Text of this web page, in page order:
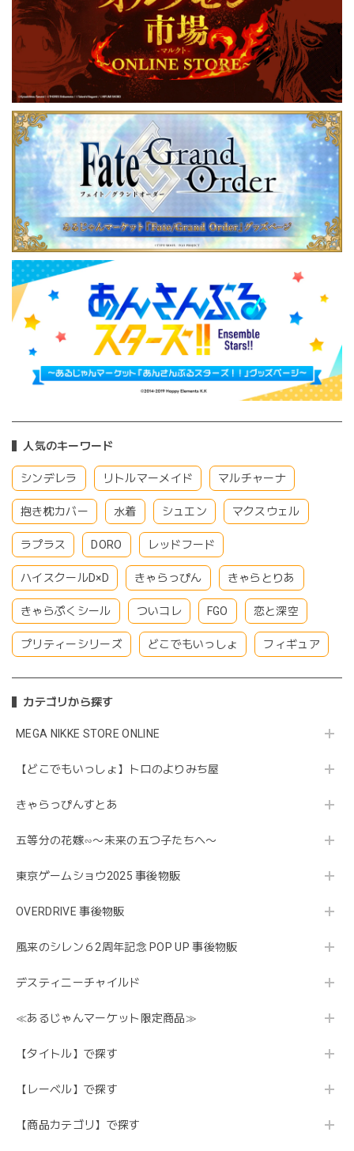
人気のキーワード
シンデレラ リトルマーメイド マルチャーナ
抱き枕カバー 水着 シュエン マクスウェル
ラプラス DORO レッドフード
ハイスクールD×D きゃらっぴん きゃらとりあ
きゃらぷくシール ついコレ FGO 恋と深空
プリティーシリーズ どこでもいっしょ フィギュア
カテゴリから探す
MEGA NIKKE STORE ONLINE
【どこでもいっしょ】トロのよりみち屋
きゃらっぴんすとあ
五等分の花嫁∽〜未来の五つ子たちへ〜
東京ゲームショウ2025 事後物販
OVERDRIVE 事後物販
風来のシレン６2周年記念 POP UP 事後物販
デスティニーチャイルド
≪あるじゃんマーケット限定商品≫
【タイトル】で探す
【レーベル】で探す
【商品カテゴリ】で探す